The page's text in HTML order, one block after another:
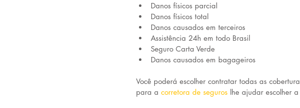
Danos físicos parcial
Danos físicos total
Danos causados em terceiros
Assistência 24h em todo Brasil
Seguro Carta Verde
Danos causados em bagageiros
Você poderá escolher contratar todas as
para a corretora de seguros lhe ajudar escolher